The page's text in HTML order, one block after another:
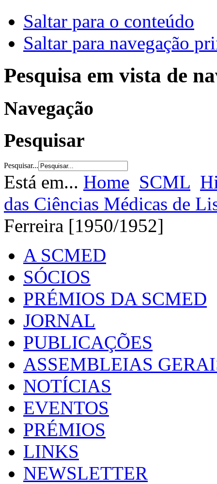
Saltar para o conteúdo
Saltar para navegação
Pesquisa em vista de
Navegação
Pesquisar
Pesquisar...
Está em... Home SCML
das Ciências Médicas de
Ferreira [1950/1952]
A SCMED
SÓCIOS
PRÉMIOS DA SCMED
JORNAL
PUBLICAÇÕES
ASSEMBLEIAS
NOTÍCIAS
EVENTOS
PRÉMIOS
LINKS
NEWSLETTER